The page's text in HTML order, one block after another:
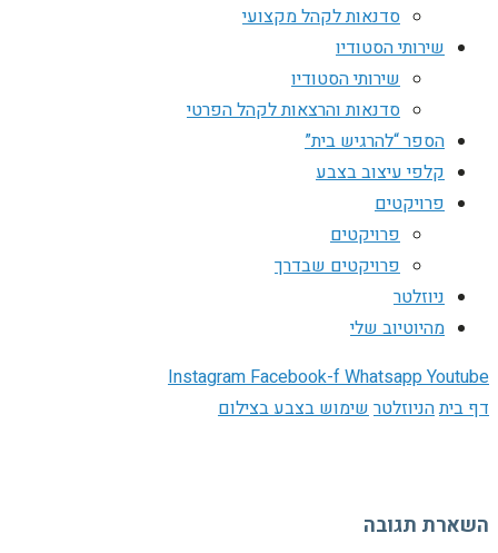
סדנאות לקהל מקצועי
שירותי הסטודיו
שירותי הסטודיו
סדנאות והרצאות לקהל הפרטי
הספר “להרגיש בית”
קלפי עיצוב בצבע
פרויקטים
פרויקטים
פרויקטים שבדרך
ניוזלטר
מהיוטיוב שלי
InstagramFacebook-fWhatsappYoutube
דף ביתהניוזלטרשימוש בצבע בצילום
השארת תגובה